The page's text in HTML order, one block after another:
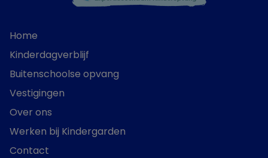
Home
Kinderdagverblijf
Buitenschoolse opvang
Vestigingen
Over ons
Werken bij Kindergarden
Contact